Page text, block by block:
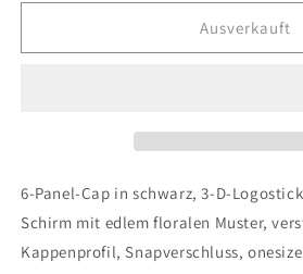
Menge
Cap
Menge
Cap
Ausverkauft
6-Panel-Cap in schwarz, 3-D-
Schirm mit edlem floralen Muster,
Kappenprofil, Snapverschluss, onesize